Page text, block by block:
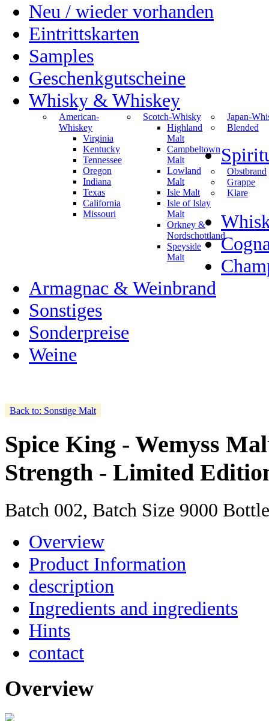
Neu / wieder vorhanden
Eintrittskarten
Samples
Geschenkgutscheine
Whisky & Whiskey
American-
Whiskey
Virginia
Kentucky
Tennessee
Oregon
Indiana
Texas
California
Missouri
Scotch-Whisky
Highland
Malt
Campbeltown
Malt
Lowland
Malt
Isle Malt
Isle of Islay
Malt
Orkney &
Nordschottland
Speyside
Malt
Japan-
Blended
Obstbrand
Grappe
Klare
Armagnac & Weinbrand
Sonstiges
Sonderpreise
Weine
Back to: Sonstige Malt
Spice King - Wemyss
Strength - Limited
Batch 002, Batch Size 9000
Overview
Product Information
description
Ingredients and ingredients
Hints
contact
Overview